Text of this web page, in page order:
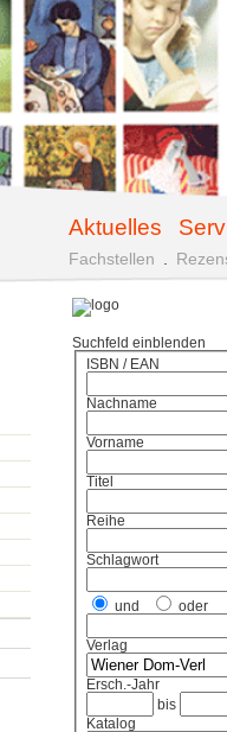
Aktuelles
Fachstellen
Suchfeld einblenden
ISBN / EAN
Nachname
Vorname
Titel
Reihe
Schlagwort
und oder
Verlag
Ersch.-Jahr
bis
Katalog